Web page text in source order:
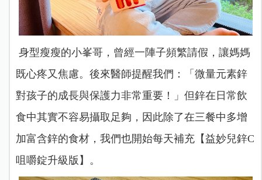
身型瘦瘦的小峯哥，曾經一陣子頻繁請假，讓媽媽
既心疼又焦慮。後來醫師提醒我們：「微量元素鋅
對孩子的成長與保護力非常重要！」但鋅在日常飲
食中其實不容易攝取足夠，因此除了在三餐中多增
加富含鋅的食材，我們也開始每天補充【益妙兒鋅C
咀嚼錠升級版】。